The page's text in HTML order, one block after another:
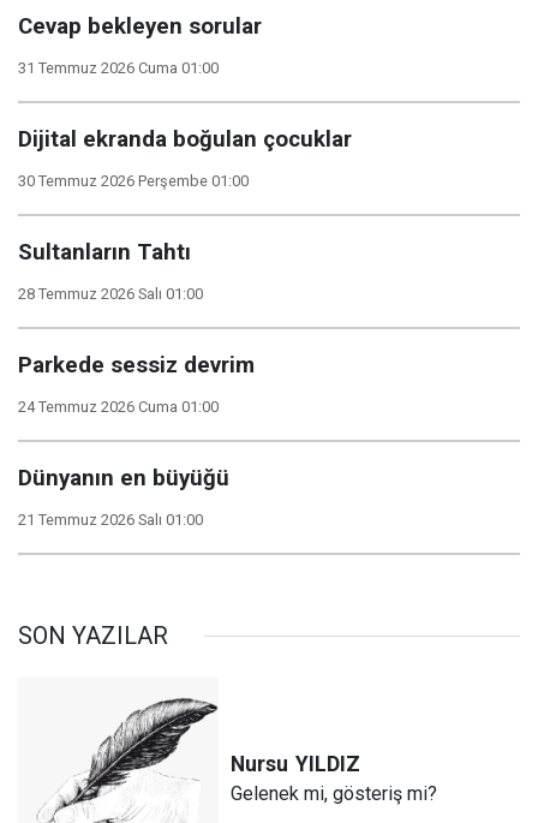
Cevap bekleyen sorular
31 Temmuz 2026 Cuma 01:00
Dijital ekranda boğulan çocuklar
30 Temmuz 2026 Perşembe 01:00
Sultanların Tahtı
28 Temmuz 2026 Salı 01:00
Parkede sessiz devrim
24 Temmuz 2026 Cuma 01:00
Dünyanın en büyüğü
21 Temmuz 2026 Salı 01:00
SON YAZILAR
Nursu YILDIZ
Gelenek mi, gösteriş mi?